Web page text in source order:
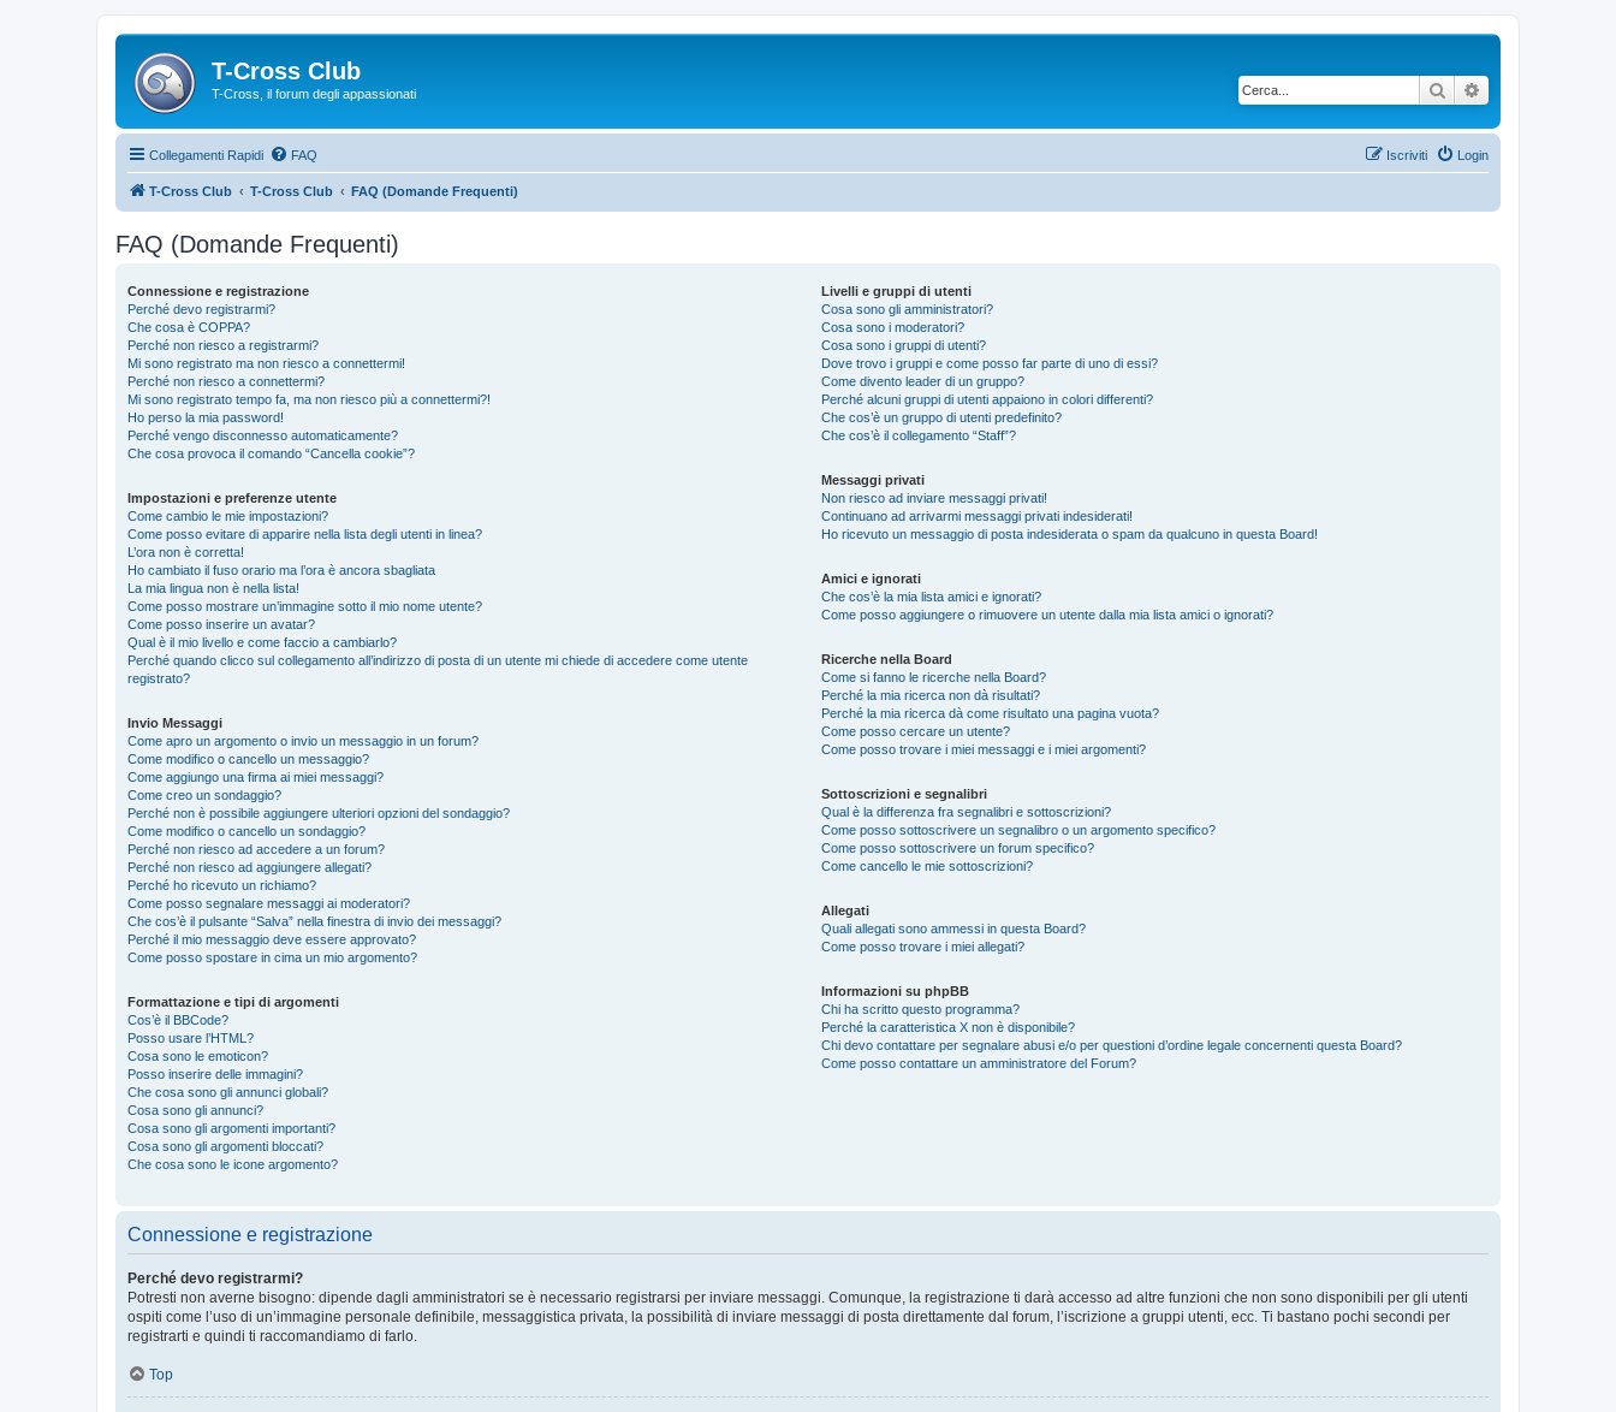
T-Cross Club
T-Cross, il forum degli appassionati Cerca
Collegamenti Rapidi FAQ Login
Iscriviti
T-Cross Club T-Cross Club FAQ (Domande Frequenti)
FAQ (Domande Frequenti)
Connessione e registrazione
Perché devo registrarmi?
Che cosa è COPPA?
Perché non riesco a registrarmi?
Mi sono registrato ma non riesco a connettermi!
Perché non riesco a connettermi?
Mi sono registrato tempo fa, ma non riesco più a connettermi?!
Ho perso la mia password!
Perché vengo disconnesso automaticamente?
Che cosa provoca il comando “Cancella cookie”?
Impostazioni e preferenze utente
Come cambio le mie impostazioni?
Come posso evitare di apparire nella lista degli utenti in linea?
L’ora non è corretta!
Ho cambiato il fuso orario ma l’ora è ancora sbagliata
La mia lingua non è nella lista!
Come posso mostrare un’immagine sotto il mio nome utente?
Come posso inserire un avatar?
Qual è il mio livello e come faccio a cambiarlo?
Perché quando clicco sul collegamento all’indirizzo di posta di un utente mi chiede di accedere come utente
registrato?
Invio Messaggi
Come apro un argomento o invio un messaggio in un forum?
Come modifico o cancello un messaggio?
Come aggiungo una firma ai miei messaggi?
Come creo un sondaggio?
Perché non è possibile aggiungere ulteriori opzioni del sondaggio?
Come modifico o cancello un sondaggio?
Perché non riesco ad accedere a un forum?
Perché non riesco ad aggiungere allegati?
Perché ho ricevuto un richiamo?
Come posso segnalare messaggi ai moderatori?
Che cos’è il pulsante “Salva” nella finestra di invio dei messaggi?
Perché il mio messaggio deve essere approvato?
Come posso spostare in cima un mio argomento?
Formattazione e tipi di argomenti
Cos’è il BBCode?
Posso usare l’HTML?
Cosa sono le emoticon?
Posso inserire delle immagini?
Che cosa sono gli annunci globali?
Cosa sono gli annunci?
Cosa sono gli argomenti importanti?
Cosa sono gli argomenti bloccati?
Che cosa sono le icone argomento?
Livelli e gruppi di utenti
Cosa sono gli amministratori?
Cosa sono i moderatori?
Cosa sono i gruppi di utenti?
Dove trovo i gruppi e come posso far parte di uno di essi?
Come divento leader di un gruppo?
Perché alcuni gruppi di utenti appaiono in colori differenti?
Che cos’è un gruppo di utenti predefinito?
Che cos’è il collegamento “Staff”?
Messaggi privati
Non riesco ad inviare messaggi privati!
Continuano ad arrivarmi messaggi privati indesiderati!
Ho ricevuto un messaggio di posta indesiderata o spam da qualcuno in questa Board!
Amici e ignorati
Che cos’è la mia lista amici e ignorati?
Come posso aggiungere o rimuovere un utente dalla mia lista amici o ignorati?
Ricerche nella Board
Come si fanno le ricerche nella Board?
Perché la mia ricerca non dà risultati?
Perché la mia ricerca dà come risultato una pagina vuota?
Come posso cercare un utente?
Come posso trovare i miei messaggi e i miei argomenti?
Sottoscrizioni e segnalibri
Qual è la differenza fra segnalibri e sottoscrizioni?
Come posso sottoscrivere un segnalibro o un argomento specifico?
Come posso sottoscrivere un forum specifico?
Come cancello le mie sottoscrizioni?
Allegati
Quali allegati sono ammessi in questa Board?
Come posso trovare i miei allegati?
Informazioni su phpBB
Chi ha scritto questo programma?
Perché la caratteristica X non è disponibile?
Chi devo contattare per segnalare abusi e/o per questioni d’ordine legale concernenti questa Board?
Come posso contattare un amministratore del Forum?
Connessione e registrazione
Perché devo registrarmi?
Potresti non averne bisogno: dipende dagli amministratori se è necessario registrarsi per inviare messaggi. Comunque, la registrazione ti darà accesso ad altre funzioni che non sono disponibili per gli utenti
ospiti come l’uso di un’immagine personale definibile, messaggistica privata, la possibilità di inviare messaggi di posta direttamente dal forum, l’iscrizione a gruppi utenti, ecc. Ti bastano pochi secondi per
registrarti e quindi ti raccomandiamo di farlo.
Top